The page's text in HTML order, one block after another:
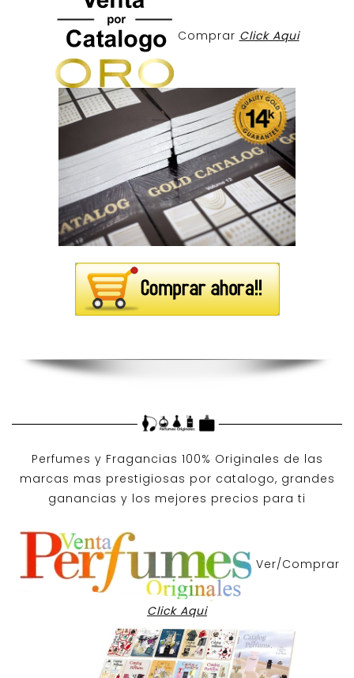
Comprar Click Aqui
Perfumes y Fragancias 100% Originales de las
marcas mas prestigiosas por catalogo, grandes
ganancias y los mejores precios para ti
Ver/Comprar
Click Aqui